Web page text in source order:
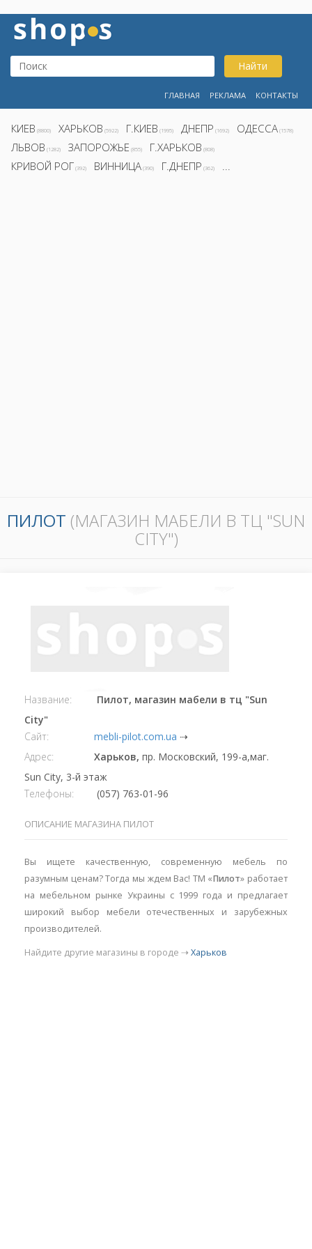
Найти
ГЛАВНАЯ РЕКЛАМА КОНТАКТЫ
КИЕВ (8800) ХАРЬКОВ (5922) Г.КИЕВ (1995) ДНЕПР (1692) ОДЕССА (1578)
ЛЬВОВ (1282) ЗАПОРОЖЬЕ (855) Г.ХАРЬКОВ (808)
КРИВОЙ РОГ (392) ВИННИЦА (390) Г.ДНЕПР (362) ...
ПИЛОТ (МАГАЗИН МАБЕЛИ В ТЦ "SUN
CITY")
Название:
Пилот, магазин мабели в тц "Sun
City"
Сайт:
mebli-pilot.com.ua ⇢
Адрес:
Харьков, пр. Московский, 199-а,маг.
Sun City, 3-й этаж
Телефоны:
(057) 763-01-96
ОПИСАНИЕ МАГАЗИНА ПИЛОТ
Вы ищете качественную, современную мебель по
разумным ценам? Тогда мы ждем Вас! ТМ «Пилот» работает
на мебельном рынке Украины с 1999 года и предлагает
широкий выбор мебели отечественных и зарубежных
производителей.
Найдите другие магазины в городе ⇢ Харьков